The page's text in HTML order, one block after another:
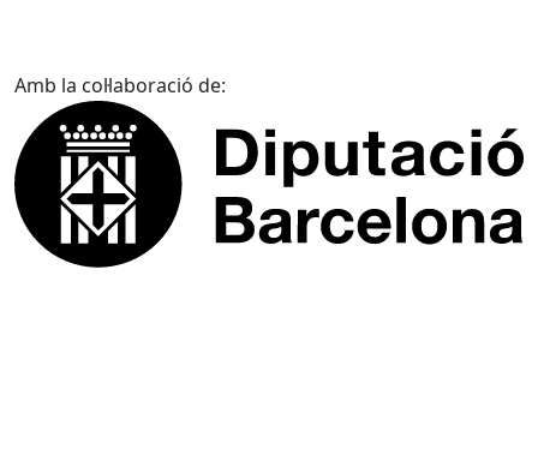
Amb la col·laboració de: